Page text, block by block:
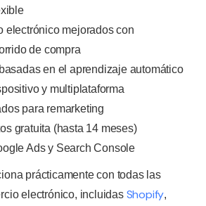
electrónico mejorados con
de compra
en el aprendizaje automático
y multiplataforma
para remarketing
gratuita (hasta 14 meses)
Ads y Search Console
prácticamente con todas las
electrónico, incluidas Shopify,